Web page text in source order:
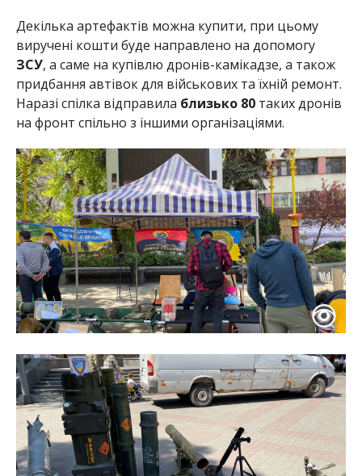
Декілька артефактів можна купити, при цьому
виручені кошти буде направлено на допомогу
ЗСУ, а саме на купівлю дронів-камікадзе, а також
придбання автівок для військових та їхній ремонт.
Наразі спілка відправила близько 80таких дронів
на фронт спільно з іншими організаціями.